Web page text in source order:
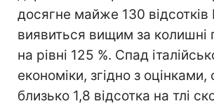
досягне майже 130
виявиться вищим за колишні
на рівні 125 %. Спад
економіки, згідно з оцінками,
близько 1,8 відсотка на тлі